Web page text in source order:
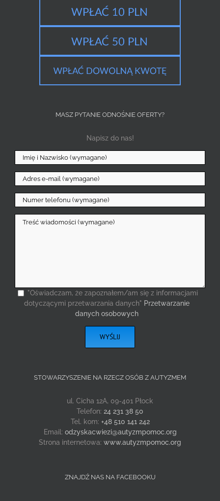
MASZ PYTANIE ODNOŚNIE OFERTY?
Napisz do nas!
"Oświadczam, że zapoznałem/am się z informacjami
dotyczącymi przetwarzania danych" Przetwarzanie
danych osobowych
STOWARZYSZENIE NA RZECZ OSÓB Z AUTYZMEM
ul. Cicha 12A, 09-401 Płock
Telefon: 24 231 38 50
Tel. kom: +48 510 141 242
Email: odzyskacwiezi@autyzmpomoc.org
Strona internetowa: www.autyzmpomoc.org
ZNAJDŹ NAS NA FACEBOOKU